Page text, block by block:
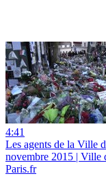
4:41
Les agents de la Ville
novembre 2015 | Ville
Paris.fr